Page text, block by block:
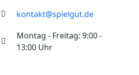
kontakt@spielgut.de
Montag - Freitag: 9:00 -
13:00 Uhr